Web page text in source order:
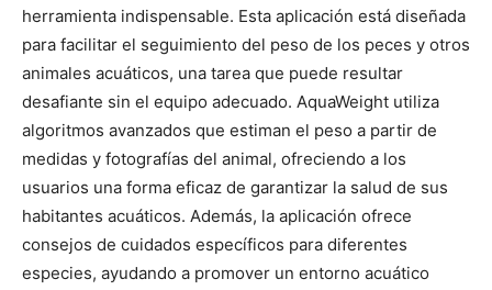
herramienta indispensable. Esta aplicación está diseñada
para facilitar el seguimiento del peso de los peces y otros
animales acuáticos, una tarea que puede resultar
desafiante sin el equipo adecuado. AquaWeight utiliza
algoritmos avanzados que estiman el peso a partir de
medidas y fotografías del animal, ofreciendo a los
usuarios una forma eficaz de garantizar la salud de sus
habitantes acuáticos. Además, la aplicación ofrece
consejos de cuidados específicos para diferentes
especies, ayudando a promover un entorno acuático